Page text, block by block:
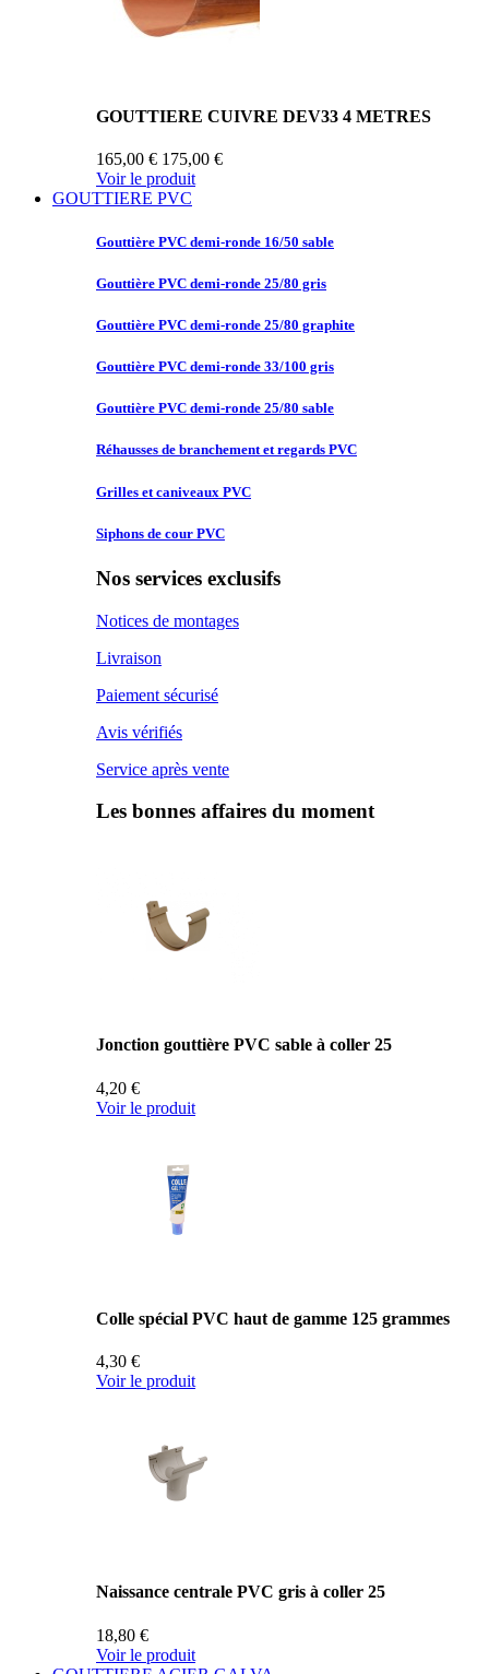
GOUTTIERE CUIVRE DEV33 4 METRES
165,00 € 175,00 €
Voir le produit
GOUTTIERE PVC
Gouttière PVC demi-ronde 16/50 sable
Gouttière PVC demi-ronde 25/80 gris
Gouttière PVC demi-ronde 25/80 graphite
Gouttière PVC demi-ronde 33/100 gris
Gouttière PVC demi-ronde 25/80 sable
Réhausses de branchement et regards PVC
Grilles et caniveaux PVC
Siphons de cour PVC
Nos services exclusifs
Notices de montages
Livraison
Paiement sécurisé
Avis vérifiés
Service après vente
Les bonnes affaires du moment
Jonction gouttière PVC sable à coller 25
4,20 €
Voir le produit
Colle spécial PVC haut de gamme 125 grammes
4,30 €
Voir le produit
Naissance centrale PVC gris à coller 25
18,80 €
Voir le produit